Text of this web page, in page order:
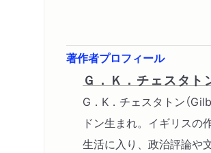
著作者プロフィール
Ｇ．Ｋ．チェスタト
G．K．チェスタトン（
ドン生まれ。イギリスの
生活に入り、政治評論や